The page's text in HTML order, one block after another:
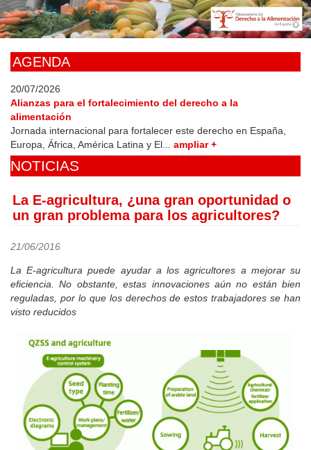
Skip
to
main
AGENDA
20/07/2026
Alianzas para el fortalecimiento del derecho a la
alimentación
Jornada internacional para fortalecer este derecho en España,
Europa, África, América Latina y El... ampliar +
NOTICIAS
La E-agricultura, ¿una gran oportunidad o
un gran problema para los agricultores?
21/06/2016
La E-agricultura puede ayudar a los agricultores a mejorar su
eficiencia. No obstante, estas innovaciones aún no están bien
reguladas, por lo que los derechos de estos trabajadores se han
visto reducidos